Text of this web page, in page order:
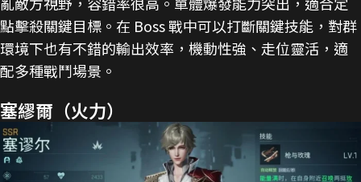
點擊殺關鍵目標。在 Boss 戰中可以打斷關鍵技能，對群
環境下也有不錯的輸出效率，機動性強、走位靈活，適
配多種戰鬥場景。
塞繆爾（火力）